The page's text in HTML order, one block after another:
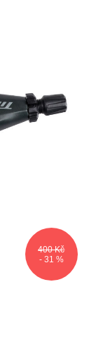
400 Kč
- 31 %